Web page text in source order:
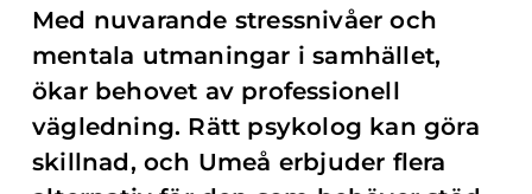
Med nuvarande stressnivåer och
mentala utmaningar i samhället,
ökar behovet av professionell
vägledning. Rätt psykolog kan göra
skillnad, och Umeå erbjuder flera